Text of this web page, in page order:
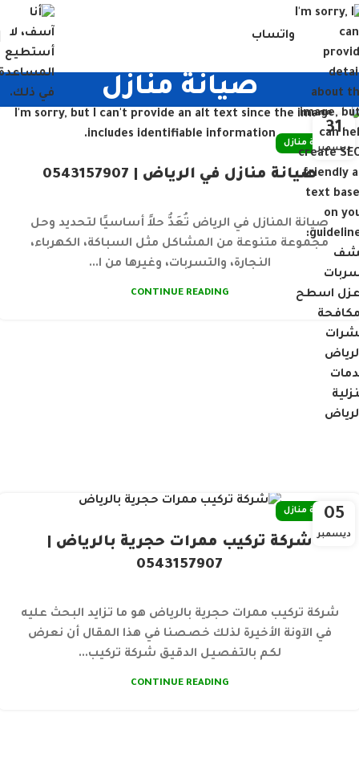
واتساب
صيانة منازل
31
ديسمبر
صيانة منازل
صيانة منازل في الرياض | 0543157907
صيانة المنازل في الرياض تُعَدُّ حلاً أساسيًا لتحديد وحل
مجموعة متنوعة من المشاكل مثل السباكة، الكهرباء،
النجارة، والتسربات، وغيرها من ا...
CONTINUE READING
05
ديسمبر
صيانة منازل
شركة تركيب ممرات حجرية بالرياض |
0543157907
شركة تركيب ممرات حجرية بالرياض هو ما تزايد البحث عليه
في الآونة الأخيرة لذلك خصصنا في هذا المقال أن نعرض
لكم بالتفصيل الدقيق شركة تركيب...
CONTINUE READING